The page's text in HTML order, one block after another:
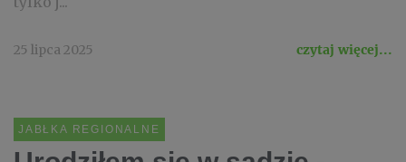
25 lipca 2025 czytaj więcej...
JABŁKA REGIONALNE